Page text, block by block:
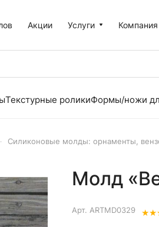
Акции Услуги Компания
Текстурные роликиФормы/ножи
Силиконовые молды: орнаменты,
Молд
Арт. ARTMD0329 ★★